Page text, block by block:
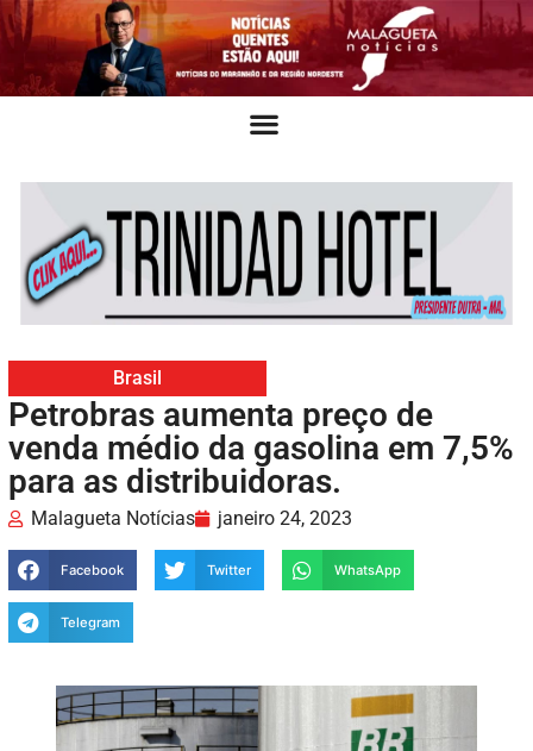
Brasil
Petrobras aumenta preço de
venda médio da gasolina em 7,5%
para as distribuidoras.
Malagueta Notícias janeiro 24, 2023
Facebook Twitter WhatsApp
Telegram